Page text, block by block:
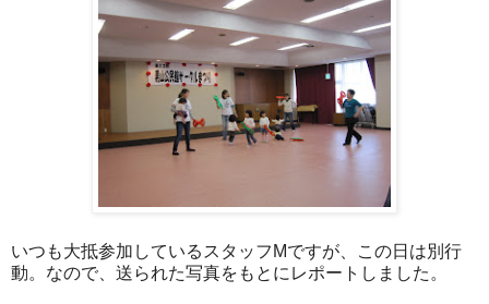
いつも大抵参加しているスタッフMですが、この日は別行
動。なので、送られた写真をもとにレポートしました。